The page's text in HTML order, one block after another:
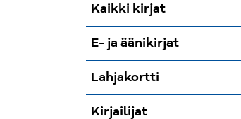
Kaikki kirjat
E- ja äänikirjat
Lahjakortti
Kirjailijat